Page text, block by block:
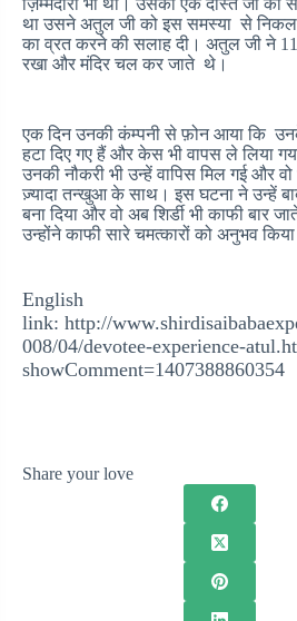
ज़िम्मेदारी भी थी । उसका एक दोस्त जो की
था उसने अतुल जी को इस समस्या से
का व्रत करने की सलाह दी । अतुल जी ने
रखा और मंदिर चल कर जाते थे ।
एक दिन उनकी कंम्पनी से फ़ोन आया कि
हटा दिए गए हैं और केस भी वापस ले लिया
उनकी नौकरी भी उन्हें वापिस मिल गई और वो
ज़्यादा तन्खुआ के साथ । इस घटना ने उन्हें
बना दिया और वो अब शिर्डी भी काफी बार
उन्होंने काफी सारे चमत्कारों को अनुभव किया
English
link: http://
008/04/devotee-experience-
showComment=1407388860354
Share your love